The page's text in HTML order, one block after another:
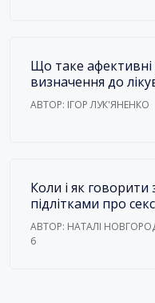
Що таке афективні
визначення до
АВТОР: ІГОР ЛУК'ЯНЕНКО
Коли і як говорити
підлітками про секс
АВТОР: НАТАЛІ
6